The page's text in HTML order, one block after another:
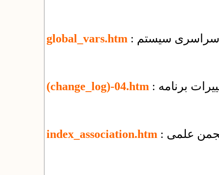
global_vars.htm سراسری سیستم
(change_log)-04.htm برنامه
index_association.htm علمی